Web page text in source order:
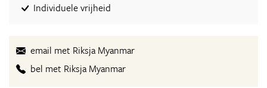
Individuele vrijheid
email met Riksja Myanmar
bel met Riksja Myanmar